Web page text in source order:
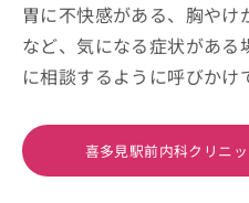
胃に不快感がある、胸や
など、気になる症状があ
に相談するように呼びかけ
喜多見駅前内科クリニ